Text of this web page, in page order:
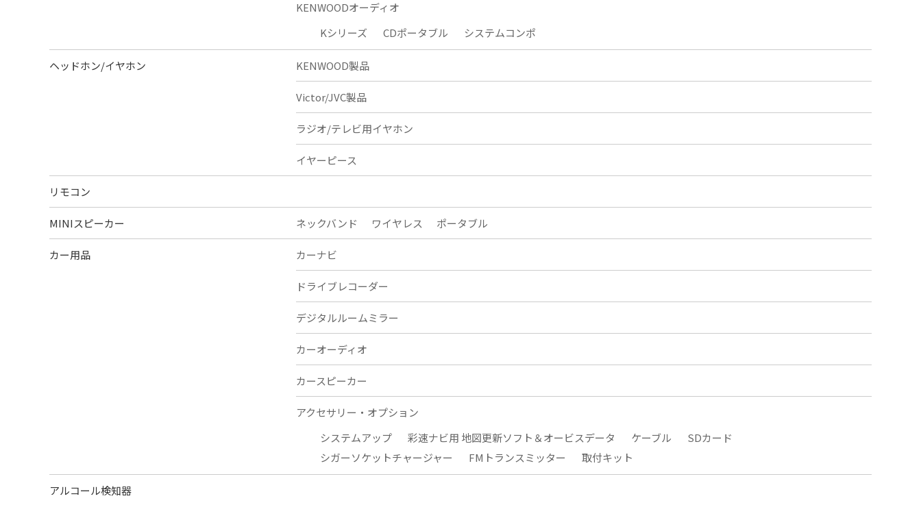
KENWOODオーディオ
Kシリーズ
CDポータブル システムコンポ
ヘッドホン/イヤホン KENWOOD製品
Victor/JVC製品
ラジオ/テレビ用イヤホン
イヤーピース
リモコン
MINIスピーカー ネックバンド ワイヤレス ポータブル
カー用品 カーナビ
ドライブレコーダー
デジタルルームミラー
カーオーディオ
カースピーカー
アクセサリー・オプション
システムアップ
彩速ナビ用 地図更新ソフト＆オービスデータ ケーブル
SDカード
シガーソケットチャージャー
FMトランスミッター 取付キット
アルコール検知器